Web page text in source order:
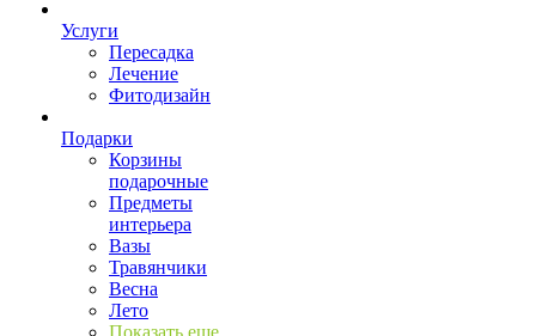
Услуги
Пересадка
Лечение
Фитодизайн
Подарки
Корзины
подарочные
Предметы
интерьера
Вазы
Травянчики
Весна
Лето